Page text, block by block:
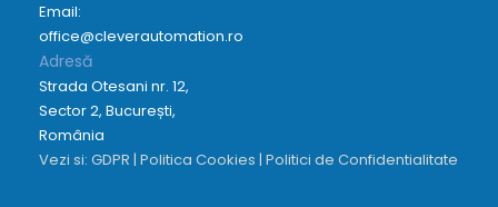
Email:
office@cleverautomation.ro
Adresă
Strada Otesani nr. 12,
Sector 2, București,
România
Vezi si: GDPR | Politica Cookies | Politici de Confidentialitate